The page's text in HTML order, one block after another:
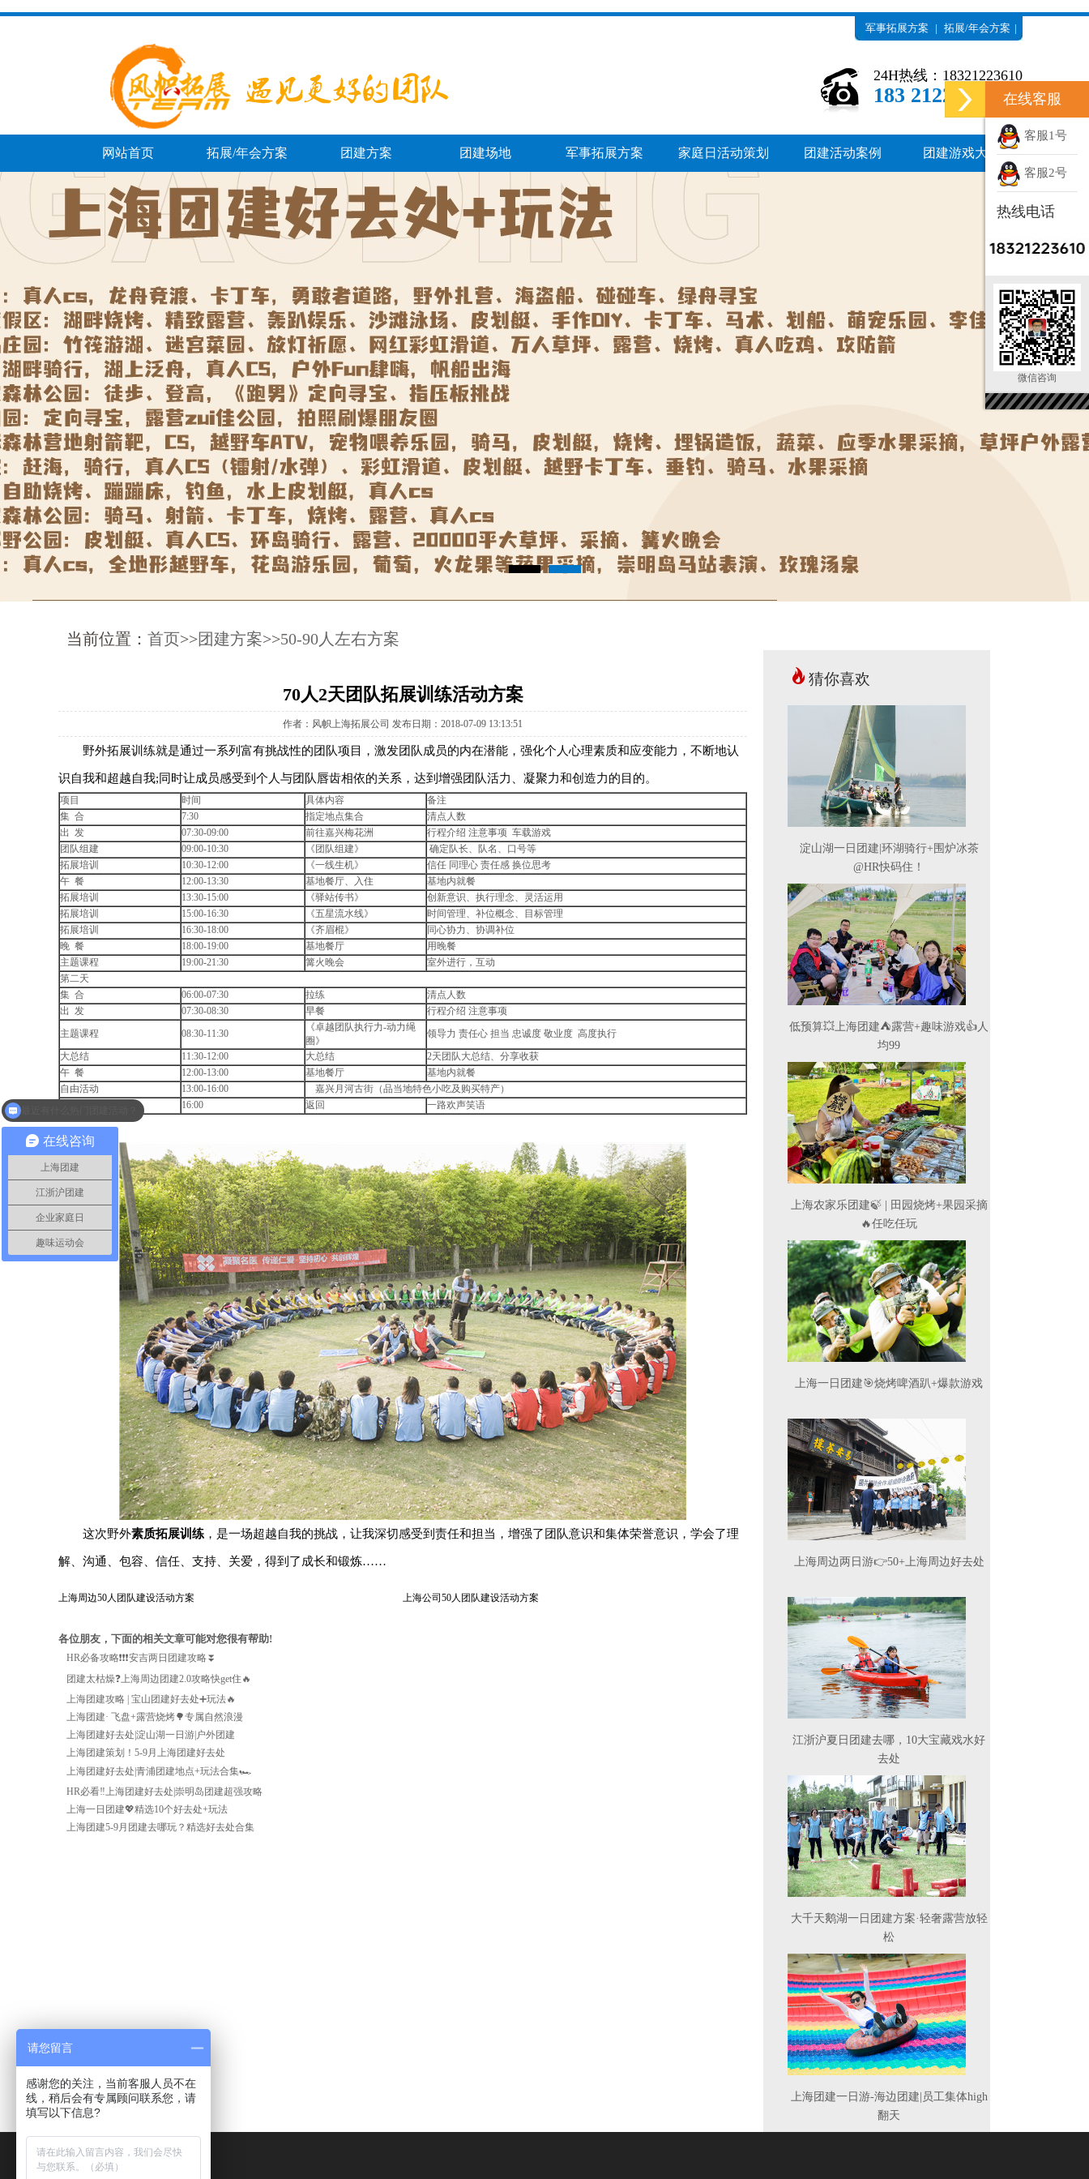
军事拓展方案 | 拓展/年会方案 |
24H热线：18321223610
18321223610
网站首页 拓展/年会方案 团建方案 团建场地 军事拓展方案 家庭日活动策划 团建活动案例 团建游戏大全
团建百科 趣味运动会
当前位置： 首页>>团建方案>>50-90人左右方案
70人2天团队拓展训练活动方案
作者：风帜上海拓展公司发布日期：2018-07-0913:13:51
野外拓展训练就是通过一系列富有挑战性的团队项目，激发团队成员的内在潜能，强化个人心理素质和应变能力，不断地认
识自我和超越自我;同时让成员感受到个人与团队唇齿相依的关系，达到增强团队活力、凝聚力和创造力的目的。
项目 时间 具体内容
备注
集合
7:30 指定地点集合
清点人数
出发
07:30-09:00 前往嘉兴梅花洲
行程介绍注意事项车载游戏
团队组建
09:00-10:30 《团队组建》
确定队长、队名、口号等
拓展培训
10:30-12:00 《一线生机》
信任同理心责任感换位思考
午餐
12:00-13:30 基地餐厅、入住
基地内就餐
拓展培训
13:30-15:00 《驿站传书》
创新意识、执行理念、灵活运用
拓展培训
15:00-16:30 《五星流水线》
时间管理、补位概念、目标管理
拓展培训
16:30-18:00 《齐眉棍》
同心协力、协调补位
晚餐
18:00-19:00 基地餐厅
用晚餐
主题课程
19:00-21:30 篝火晚会
室外进行，互动
第二天
集合
06:00-07:30 拉练
清点人数
出发
07:30-08:30 早餐
行程介绍注意事项
主题课程
08:30-11:30
《卓越团队执行力-动力绳
圈》
领导力责任心担当忠诚度敬业度高度执行
大总结
11:30-12:00 大总结
2天团队大总结、分享收获
午餐
12:00-13:00 基地餐厅
基地内就餐
自由活动
13:00-16:00
嘉兴月河古街（品当地特色小吃及购买特产）
16:00 返回 一路欢声笑语
这次野外素质拓展训练 ，是一场超越自我的挑战，让我深切感受到责任和担当，增强了团队意识和集体荣誉意识，学会了理
解、沟通、包容、信任、支持、关爱，得到了成长和锻炼……
上海周边50人团队建设活动方案 上海公司50人团队建设活动方案
各位朋友，下面的相关文章可能对您很有帮助!
HR必备攻略❗❗❗安吉两日团建攻略⏬
团建太枯燥❓上海周边团建2.0攻略快get住🔥
上海团建攻略|宝山团建好去处➕玩法🔥
上海团建·飞盘+露营烧烤🌳专属自然浪漫
上海团建好去处|淀山湖一日游|户外团建
上海团建策划！5-9月上海团建好去处
上海团建好去处|青浦团建地点+玩法合集🏎
HR必看‼️上海团建好去处|崇明岛团建超强攻略
上海一日团建💖精选10个好去处+玩法
上海团建5-9月团建去哪玩？精选好去处合集
猜你喜欢
淀山湖一日团建|环湖骑行+围炉冰茶
@HR快码住！
低预算💥上海团建⛺露营+趣味游戏👍人
均99
上海农家乐团建🍃|田园烧烤+果园采摘
🔥任吃任玩
上海一日团建🎯烧烤啤酒趴+爆款游戏
上海周边两日游👉50+上海周边好去处
江浙沪夏日团建去哪，10大宝藏戏水好
去处
大千天鹅湖一日团建方案·轻奢露营放轻
松
上海团建一日游-海边团建|员工集体high
翻天
在线客服
客服1号
客服2号
热线电话
微信咨询
在线咨询
上海团建
江浙沪团建
企业家庭日
趣味运动会
最近有什么热门团建活动？
请您留言
感谢您的关注，当前客服人员不在
线，稍后会有专属顾问联系您，请
填写以下信息?